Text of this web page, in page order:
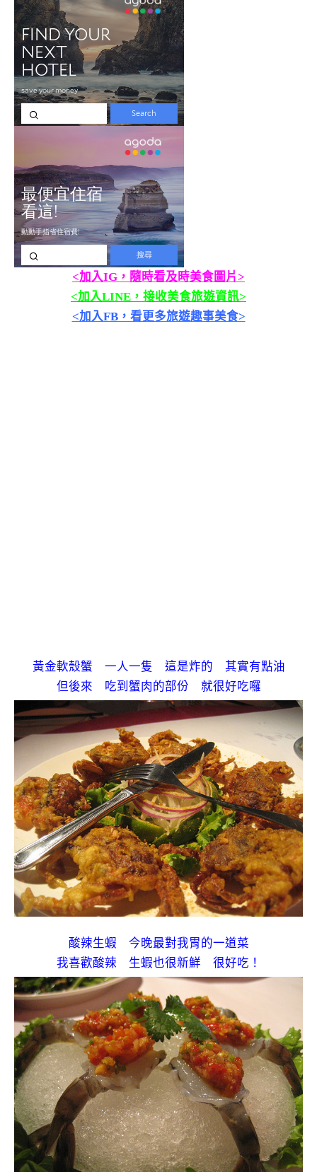
<加入IG，隨時看及時美食圖片>
<加入LINE，接收美食旅遊資訊>
<加入FB，看更多旅遊趣事美食>
黃金軟殼蟹 一人一隻 這是炸的 其實有點油
但後來 吃到蟹肉的部份 就很好吃囉
酸辣生蝦 今晚最對我胃的一道菜
我喜歡酸辣 生蝦也很新鮮 很好吃！